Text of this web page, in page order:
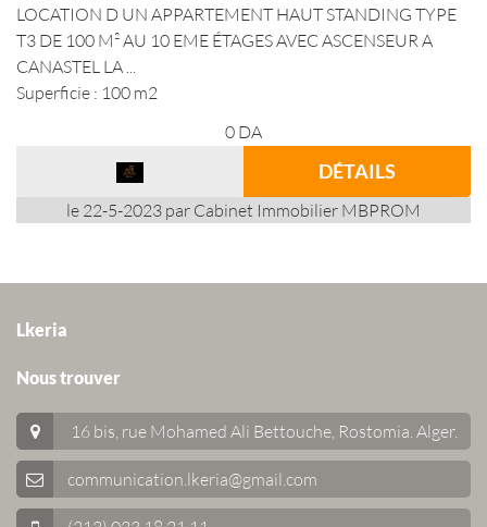
LOCATION D UN APPARTEMENT HAUT STANDING TYPE
T3 DE 100 M² AU 10 EME ÉTAGES AVEC ASCENSEUR A
CANASTEL LA ...
Superficie : 100 m2
0 DA
DÉTAILS
le 22-5-2023 par Cabinet Immobilier MBPROM
Lkeria
Nous trouver
16 bis, rue Mohamed Ali Bettouche, Rostomia. Alger.
communication.lkeria@gmail.com